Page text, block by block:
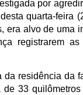
por
quarta-feira
era alvo de uma
registrarem as
residência da
33